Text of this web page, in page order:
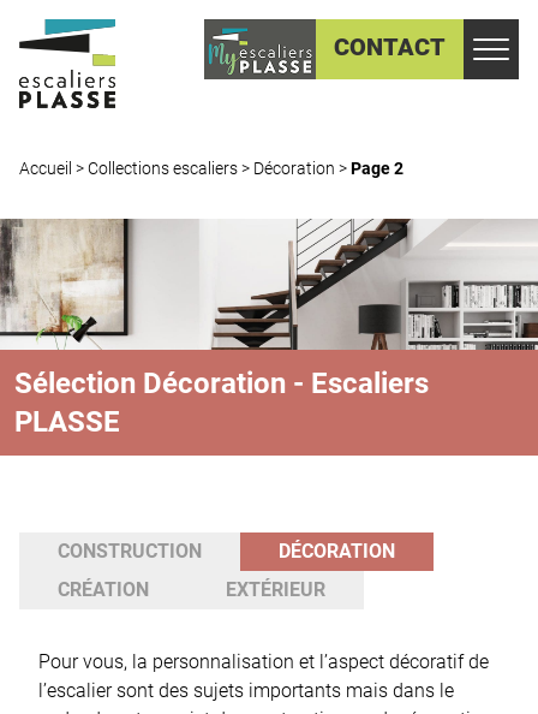
CONTACT
Accueil >Collections escaliers> Décoration >Page 2
Sélection Décoration - Escaliers
PLASSE
CONSTRUCTION
DÉCORATION
CRÉATION
EXTÉRIEUR
Pour vous, la personnalisation et l’aspect décoratif de
l’escalier sont des sujets importants mais dans le